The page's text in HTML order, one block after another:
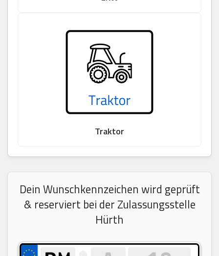
Traktor
Dein Wunschkennzeichen wird geprüft
& reserviert bei der Zulassungsstelle
Hürth